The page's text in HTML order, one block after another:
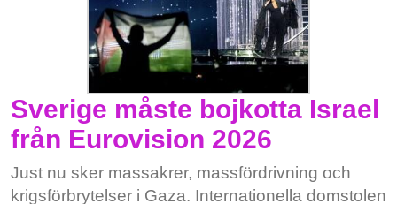
istället att lämna kommunen och arbetsgivare
locka nya anställda
Sverige måste bojkotta Israel
från Eurovision 2026
Just nu sker massakrer, massfördrivning och
krigsförbrytelser i Gaza. Internationella domstolen